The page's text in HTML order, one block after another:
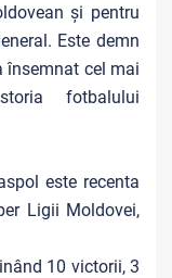
și pentru
Este demn
însemnat cel mai
fotbalului
este recenta
Ligii Moldovei,
10 victorii, 3